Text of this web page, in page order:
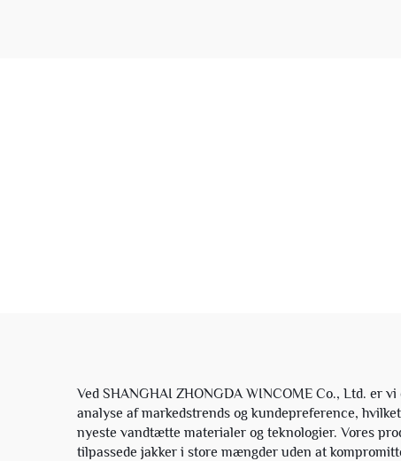
Ved SHANGHAI ZHONGDA WINCOME Co., Ltd. er
analyse af markedstrends og kundepreference,
nyeste vandtætte materialer og teknologier. Vores
tilpassede jakker i store mængder uden at